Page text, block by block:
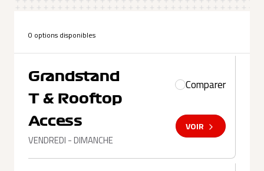
0 options disponibles
Grandstand
T & Rooftop
Access
VENDREDI - DIMANCHE
Comparer
VOIR